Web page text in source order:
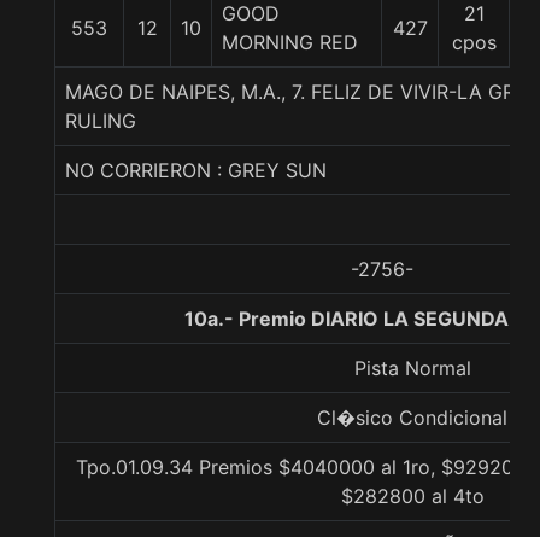
553 12 10
GOOD
MORNING RED
427
21
cpos
MAGO DE NAIPES, M.A., 7. FELIZ DE VIVIR-LA
RULING
NO CORRIERON : GREY SUN
-2756-
10a.- Premio DIARIO LA SEGUNDA,
Pista Normal
Cl�sico Condicional
Tpo.01.09.34 Premios $4040000 al 1ro, $929200
$282800 al 4to